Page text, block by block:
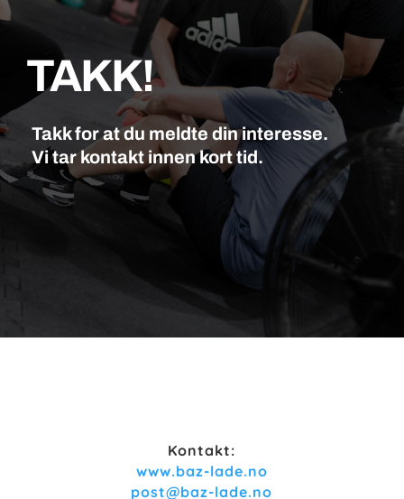
TAKK!
Takk for at du meldte din interesse.
Vi tar kontakt innen kort tid.
Kontakt:
www.baz-lade.no
post@baz-lade.no